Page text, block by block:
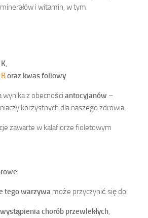
i witamin, w tym:
,
oraz kwas foliowy.
wynika z obecności antocyjanów –
korzystnych dla naszego zdrowia.
zawarte w kalafiorze fioletowym
.
tego warzywa może przyczynić się do:
chorób przewlekłych,